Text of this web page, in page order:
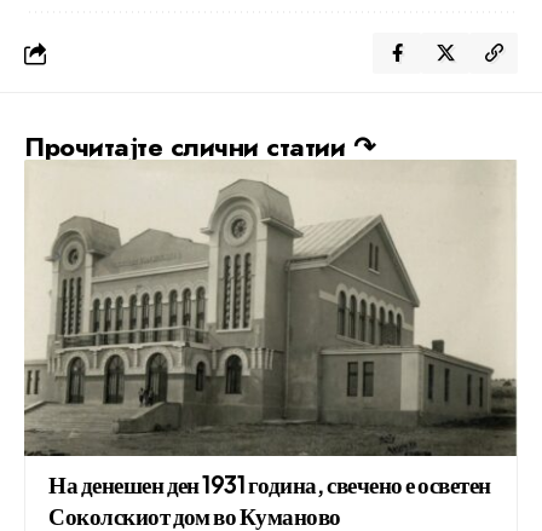
Прочитајте слични статии ↷
На денешен ден 1931 година, свечено е осветен
Соколскиот дом во Куманово